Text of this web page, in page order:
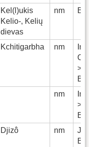
Kel(l)ukis
Kelio-, Kelių
dievas
nm
Kchitigarbha nm
>
nm
>
Djizô nm